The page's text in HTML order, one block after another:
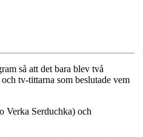
så att det bara blev två
tv-tittarna som beslutade vem
Verka Serduchka) och